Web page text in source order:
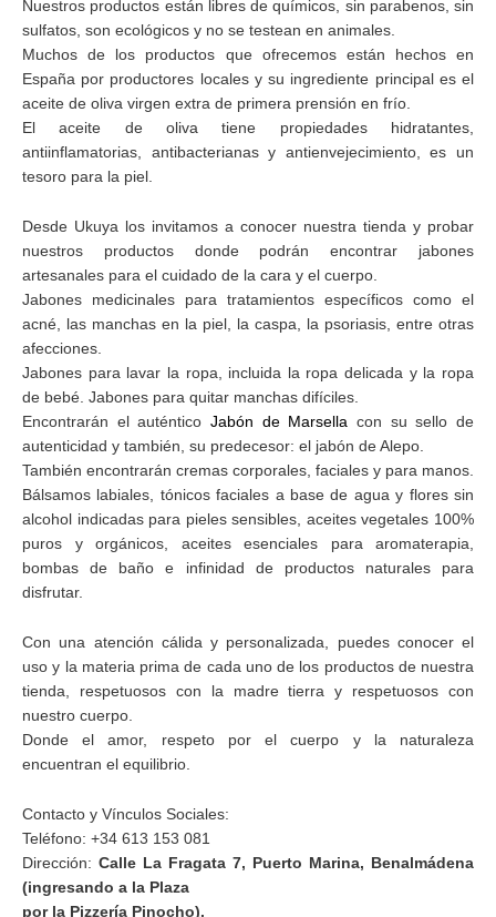
Nuestros productos están libres de químicos, sin parabenos, sin
sulfatos, son ecológicos y no se testean en animales.
Muchos de los productos que ofrecemos están hechos en
España por productores locales y su ingrediente principal es el
aceite de oliva virgen extra de primera prensión en frío.
El aceite de oliva tiene propiedades hidratantes,
antiinflamatorias, antibacterianas y antienvejecimiento, es un
tesoro para la piel.
Desde Ukuya los invitamos a conocer nuestra tienda y probar
nuestros productos donde podrán encontrar jabones
artesanales para el cuidado de la cara y el cuerpo.
Jabones medicinales para tratamientos específicos como el
acné, las manchas en la piel, la caspa, la psoriasis, entre otras
afecciones.
Jabones para lavar la ropa, incluida la ropa delicada y la ropa
de bebé. Jabones para quitar manchas difíciles.
Encontrarán el auténtico Jabón de Marsella con su sello de
autenticidad y también, su predecesor: el jabón de Alepo.
También encontrarán cremas corporales, faciales y para manos.
Bálsamos labiales, tónicos faciales a base de agua y flores sin
alcohol indicadas para pieles sensibles, aceites vegetales 100%
puros y orgánicos, aceites esenciales para aromaterapia,
bombas de baño e infinidad de productos naturales para
disfrutar.
Con una atención cálida y personalizada, puedes conocer el
uso y la materia prima de cada uno de los productos de nuestra
tienda, respetuosos con la madre tierra y respetuosos con
nuestro cuerpo.
Donde el amor, respeto por el cuerpo y la naturaleza
encuentran el equilibrio.
Contacto y Vínculos Sociales:
Teléfono: +34 613 153 081
Dirección: Calle La Fragata 7, Puerto Marina, Benalmádena
(ingresando a la Plaza
por la Pizzería Pinocho).